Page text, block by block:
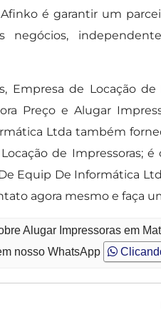
é garantir um
negócios,
Empresa de Locação de
Preço e Alugar
Ltda também
de Impressoras;
Equip De Informática
agora mesmo e faça
Alugar Impressoras em
nosso WhatsApp